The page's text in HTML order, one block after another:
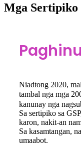
Mga Sertipiko
Niadtong 2020,
tambal nga mga
kanunay nga
Sa sertipiko sa
karon, nakit-an
Sa kasamtangan,
umaabot.